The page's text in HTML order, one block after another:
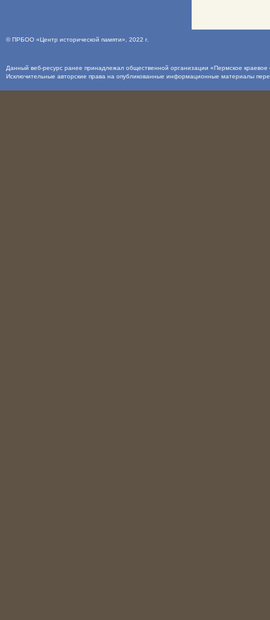
©ПРБОО «Центр исторической памяти» , 2022 г.
Данный веб-ресурс ранее принадлежал общественной организации «Пермское
Исключительные авторские права на опубликованные информационные материалы